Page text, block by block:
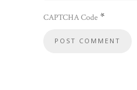
CAPTCHA Code *